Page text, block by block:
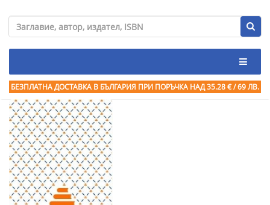
БЕЗПЛАТНА ДОСТАВКА В БЪЛГАРИЯ ПРИ ПОРЪЧКА НАД 35.28 € / 69 ЛВ.